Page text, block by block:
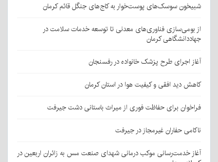
شبیخون سوسک‌های پوست‌خوار به کاج‌های جنگل قائم کرمان
از بومی‌سازی فناوری‌های معدنی تا توسعه خدمات سلامت در
جهاددانشگاهی کرمان
آغاز اجرای طرح پزشک خانواده در رفسنجان
کاهش دید افقی و کیفیت هوا در استان کرمان
فراخوان برای حفاظت فوری از میراث باستانی دشت جیرفت
ناکامی حفاران غیرمجاز در جیرفت
آغاز خدمت‌رسانی موکب درمانی شهدای صنعت مس به زائران اربعین در